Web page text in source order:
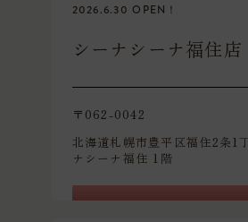
2026.6.30 OPEN！
シーナシーナ福住店
〒062-0042
北海道札幌市豊平区福住2条1
ナシーナ福住 1階
体験レッスンを